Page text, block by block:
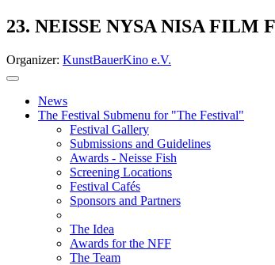
23. NEISSE NYSA NISA FILM
Organizer: KunstBauerKino e.V.
News
The Festival Submenu for "The Festival"
Festival Gallery
Submissions and Guidelines
Awards - Neisse Fish
Screening Locations
Festival Cafés
Sponsors and Partners
The Idea
Awards for the NFF
The Team